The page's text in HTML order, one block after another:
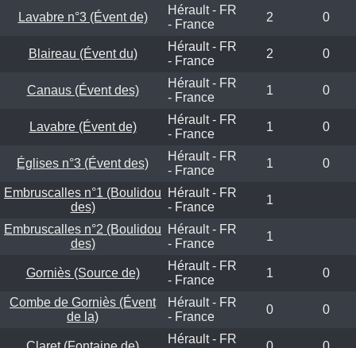
Lavabre n°3 (Évent de)
Hérault - FR
- France
2 0
Blaireau (Évent du)
Hérault - FR
- France
2 0
Canaus (Évent des)
Hérault - FR
- France
1 0
Lavabre (Évent de)
Hérault - FR
- France
1 0
Églises n°3 (Évent des)
Hérault - FR
- France
1 0
Embruscalles n°1 (Boulidou
des)
Hérault - FR
- France
1
Embruscalles n°2 (Boulidou
des)
Hérault - FR
- France
1
Gorniès (Source de)
Hérault - FR
- France
1 0
Combe de Gorniès (Évent
de la)
Hérault - FR
- France
0 0
Hérault - FR